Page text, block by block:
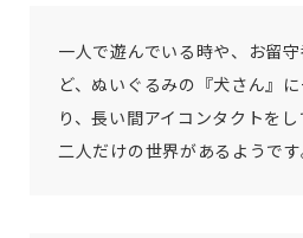
一人で遊んでいる時や、お留
ど、ぬいぐるみの『犬さん』
り、長い間アイコンタクトをし
二人だけの世界があるようです